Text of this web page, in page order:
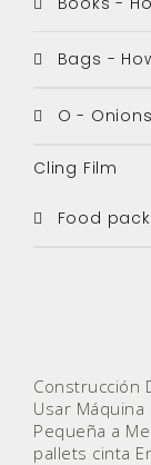
Bags -
O -
Cling Film
Food
Construcción
Usar Máquina
Pequeña a
pallets cinta